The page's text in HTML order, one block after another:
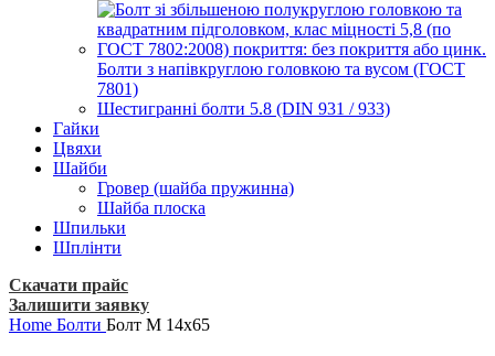
Болти з напівкруглою головкою та вусом (ГОСТ
7801)
Шестигранні болти 5.8 (DIN 931 / 933)
Гайки
Цвяхи
Шайби
Гровер (шайба пружинна)
Шайба плоска
Шпильки
Шплінти
Скачати прайс
Залишити заявку
Home Болти Болт М 14х65